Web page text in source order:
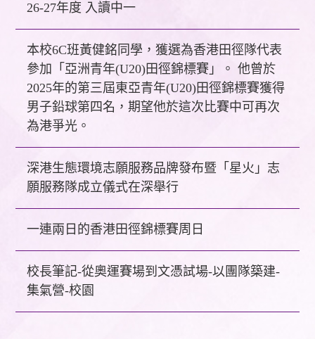
26-27年度 入讀中一
本校6C班黃健銘同學，獲選為香港田徑隊代表
參加「亞洲青年(U20)田徑錦標賽」。 他曾於
2025年的第三屆東亞青年(U20)田徑錦標賽獲得
男子鉛球第四名，期望他於這次比賽中可再次
為港爭光。
深港生態環境志願服務品牌發布暨「星火」志
願服務隊成立儀式在深舉行
一連兩日的香港田徑錦標賽周日
校長筆記-從奧運賽場到文憑試場-以團隊築建-
集氣營-校園